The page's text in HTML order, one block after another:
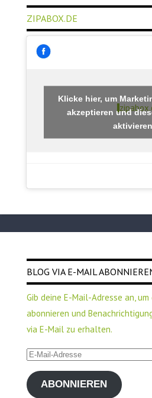
ZIPABOX.DE
Klicke hier, um
akzeptieren und
aktivieren
BLOG VIA E-MAIL
Gib deine E-Mail-Adresse an,
abonnieren und
via E-Mail zu erhalten.
E-
Mail-
AdresseABONNIEREN